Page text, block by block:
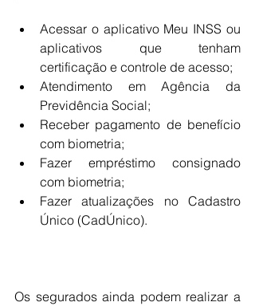
Acessar o aplicativo Meu INSS ou
aplicativos que tenham
certificação e controle de acesso;
Atendimento em Agência da
Previdência Social;
Receber pagamento de benefício
com biometria;
Fazer empréstimo consignado
com biometria;
Fazer atualizações no Cadastro
Único (CadÚnico).
Os segurados ainda podem realizar a